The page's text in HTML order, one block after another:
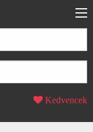
Kedvencek